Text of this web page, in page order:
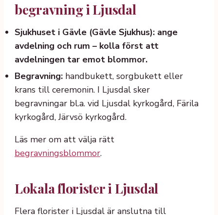
begravning i Ljusdal
Sjukhuset i Gävle (Gävle Sjukhus): ange
avdelning och rum – kolla först att
avdelningen tar emot blommor.
Begravning: handbukett, sorgbukett eller
krans till ceremonin. I Ljusdal sker
begravningar bl.a. vid Ljusdal kyrkogård, Färila
kyrkogård, Järvsö kyrkogård.
Läs mer om att välja rätt
begravningsblommor.
Lokala florister i Ljusdal
Flera florister i Ljusdal är anslutna till